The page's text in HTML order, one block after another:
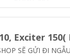
Exciter
SẼ GỬI ĐI